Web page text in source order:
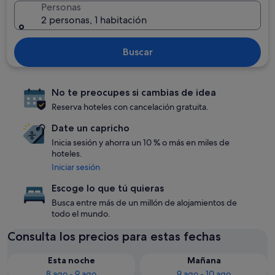
Personas
2 personas, 1 habitación
Buscar
No te preocupes si cambias de idea
Reserva hoteles con cancelación gratuita.
Date un capricho
Inicia sesión y ahorra un 10 % o más en miles de
hoteles.
Iniciar sesión
Escoge lo que tú quieras
Busca entre más de un millón de alojamientos de
todo el mundo.
Consulta los precios para estas fechas
Esta noche
Mañana